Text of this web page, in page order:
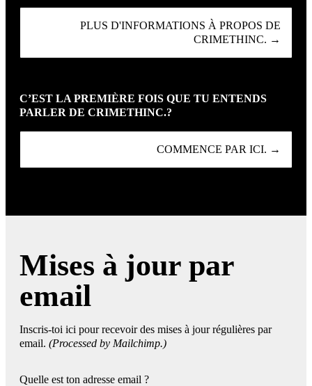
PLUS D'INFORMATIONS À PROPOS DE
CRIMETHINC. →
C’EST LA PREMIÈRE FOIS QUE TU ENTENDS
PARLER DE CRIMETHINC.?
COMMENCE PAR ICI. →
Mises à jour par
email
Inscris-toi ici pour recevoir des mises à jour régulières par
email. (Processed by Mailchimp.)
Quelle est ton adresse email ?